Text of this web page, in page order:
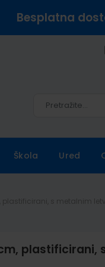
Besplatna
Škola Ured
plastificirani,